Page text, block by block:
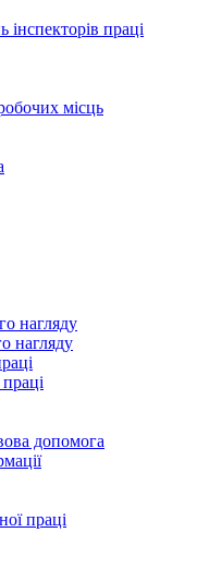
інспекторів праці
місць
нагляду
нагляду
допомога
праці